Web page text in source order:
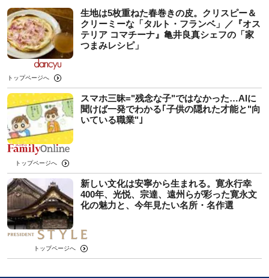
生地は5枚重ねた春巻きの皮。クリスピー＆
クリーミーな「タルト・フランベ」／『オス
テリア コマチーナ』亀井良真シェフの「家
つまみレシピ」
トップページへ
スマホ三昧="残念な子"ではなかった…AIに
聞けば一発でわかる｢子供の隠れた才能と"向
いている職業"｣
トップページへ
新しい文化は安寧から生まれる。寛永行幸
400年、光悦、宗達、遠州らが彩った寛永文
化の魅力と、今年見たい名所・名作選
トップページへ